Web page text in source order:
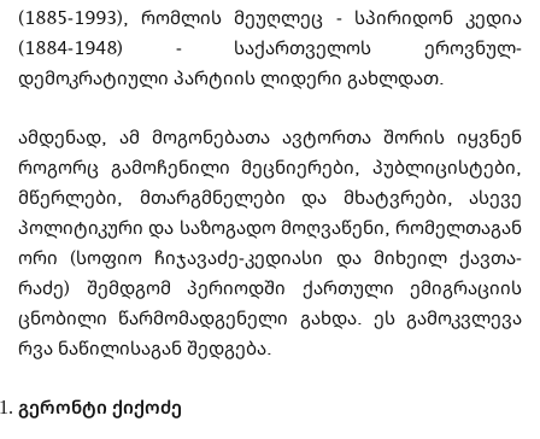
(1885-1993), რომლის მე­უღ­ლეც - სპი­რიდონ კედია
(1884-1948) -
საქართველოს ეროვნულ-
დემოკრატიული პა­რ­ტიის ლიდერი გახლდათ.
ამდენად, ამ მოგონებათა ავტორთა შორის იყვნენ
როგორც გამოჩენილი მეც­ნი­ე­რე­ბი, პუბლიცისტები,
მწე­რ­ლე­ბი, მთარგმ­ნე­ლე­ბი და მხატვრები, ასევე
პოლიტიკური და სა­ზო­გადო მოღ­­ვა­წენი, რომელთაგან
ორი (სოფიო ჩიჯავაძე-კედიასი და მიხეილ ქავ­თა­
რაძე) შემდგომ პერიოდში ქართული ემიგ­რა­ციის
ცნობილი წა­რ­მო­მა­დ­გე­ნელი გახდა. ეს გამოკვლევა
რვა ნაწი­ლისაგან შე­დ­გება.
გე­რონ­ტი ქიქოძე